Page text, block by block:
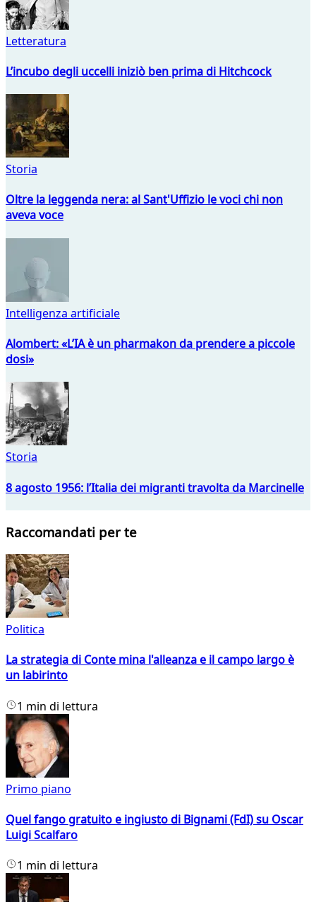
Letteratura
L’incubo degli uccelli iniziò ben prima di Hitchcock
Storia
Oltre la leggenda nera: al Sant'Uffizio le voci chi non
aveva voce
Intelligenza artificiale
Alombert: «L’IA è un pharmakon da prendere a piccole
dosi»
Storia
8 agosto 1956: l’Italia dei migranti travolta da Marcinelle
Raccomandati per te
Politica
La strategia di Conte mina l'alleanza e il campo largo è
un labirinto
1 min di lettura
Primo piano
Quel fango gratuito e ingiusto di Bignami (FdI) su Oscar
Luigi Scalfaro
1 min di lettura